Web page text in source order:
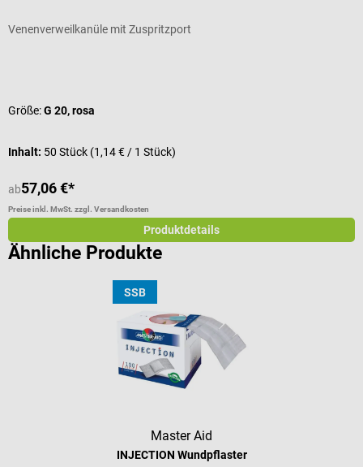
Venenverweilkanüle mit Zuspritzport
Größe:G 20, rosa
Inhalt: 50 Stück (1,14 € / 1 Stück)
ab57,06 €*
Preise inkl. MwSt. zzgl. Versandkosten
Produktdetails
Ähnliche Produkte
SSB
Master Aid
INJECTION Wundpflaster